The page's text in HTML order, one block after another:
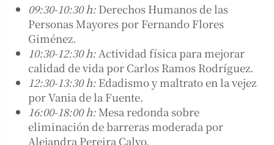
09:30-10:30 h: Derechos Humanos de las
Personas Mayores por Fernando Flores
Giménez.
10:30-12:30 h: Actividad física para mejorar
calidad de vida por Carlos Ramos Rodríguez.
12:30-13:30 h: Edadismo y maltrato en la vejez
por Vania de la Fuente.
16:00-18:00 h: Mesa redonda sobre
eliminación de barreras moderada por
Alejandra Pereira Calvo.